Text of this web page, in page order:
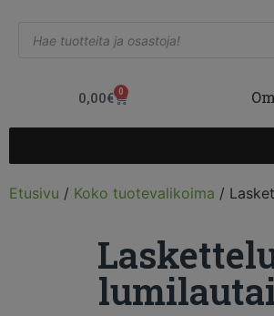
0,00€ 0
Etusivu / Koko tuotevalikoima /